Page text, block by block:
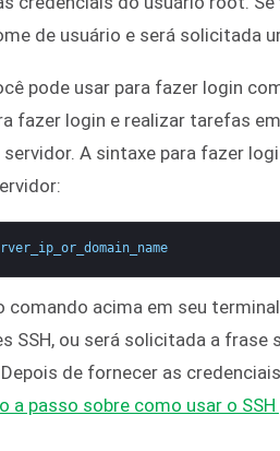
de usuário e será solicitada
pode usar para fazer login
fazer login e realizar tarefas
servidor. A sintaxe para fazer
comando acima em seu
SSH, ou será solicitada a frase
de fornecer as
a passo sobre como usar o